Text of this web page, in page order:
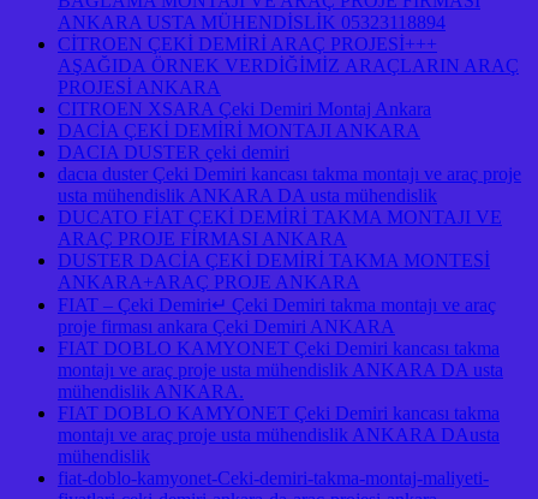
ANKARA USTA MÜHENDİSLİK 05323118894
CİTROEN ÇEKİ DEMİRİ ARAÇ PROJESİ+++
AŞAĞIDA ÖRNEK VERDİĞİMİZ ARAÇLARIN ARAÇ
PROJESİ ANKARA
CITROEN XSARA Çeki Demiri Montaj Ankara
DACİA ÇEKİ DEMİRİ MONTAJI ANKARA
DACIA DUSTER çeki demiri
dacıa duster Çeki Demiri kancası takma montajı ve araç proje
usta mühendislik ANKARA DA usta mühendislik
DUCATO FİAT ÇEKİ DEMİRİ TAKMA MONTAJI VE
ARAÇ PROJE FİRMASI ANKARA
DUSTER DACİA ÇEKİ DEMİRİ TAKMA MONTESİ
ANKARA+ARAÇ PROJE ANKARA
FIAT – Çeki Demiri↵ Çeki Demiri takma montajı ve araç
proje firması ankara Çeki Demiri ANKARA
FIAT DOBLO KAMYONET Çeki Demiri kancası takma
montajı ve araç proje usta mühendislik ANKARA DA usta
mühendislik ANKARA.
FIAT DOBLO KAMYONET Çeki Demiri kancası takma
montajı ve araç proje usta mühendislik ANKARA DAusta
mühendislik
fiat-doblo-kamyonet-Ceki-demiri-takma-montaj-maliyeti-